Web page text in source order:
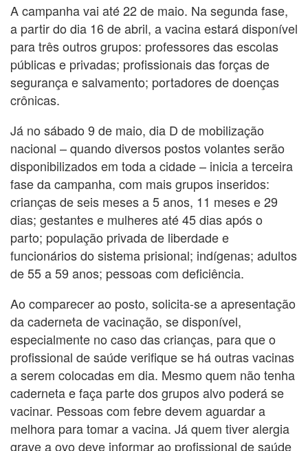
A campanha vai até 22 de maio. Na segunda fase,
a partir do dia 16 de abril, a vacina estará disponível
para três outros grupos: professores das escolas
públicas e privadas; profissionais das forças de
segurança e salvamento; portadores de doenças
crônicas.
Já no sábado 9 de maio, dia D de mobilização
nacional – quando diversos postos volantes serão
disponibilizados em toda a cidade – inicia a terceira
fase da campanha, com mais grupos inseridos:
crianças de seis meses a 5 anos, 11 meses e 29
dias; gestantes e mulheres até 45 dias após o
parto; população privada de liberdade e
funcionários do sistema prisional; indígenas; adultos
de 55 a 59 anos; pessoas com deficiência.
Ao comparecer ao posto, solicita-se a apresentação
da caderneta de vacinação, se disponível,
especialmente no caso das crianças, para que o
profissional de saúde verifique se há outras vacinas
a serem colocadas em dia. Mesmo quem não tenha
caderneta e faça parte dos grupos alvo poderá se
vacinar. Pessoas com febre devem aguardar a
melhora para tomar a vacina. Já quem tiver alergia
grave a ovo deve informar ao profissional de saúde